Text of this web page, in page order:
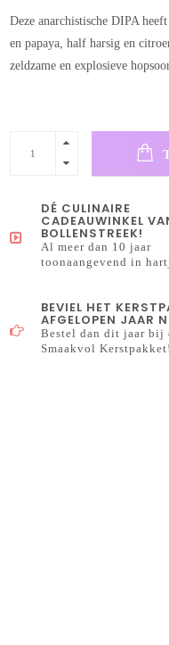
Deze anarchistische DIPA
en papaya, half harsig en
zeldzame en explosieve
DÉ CULINAIRE
CADEAUWINKEL
BOLLENSTREEK!
Al meer dan 10 jaar
toonaangevend in
BEVIEL HET
AFGELOPEN JAAR
Bestel dan dit jaar bij
Smaakvol Kerstpakket!